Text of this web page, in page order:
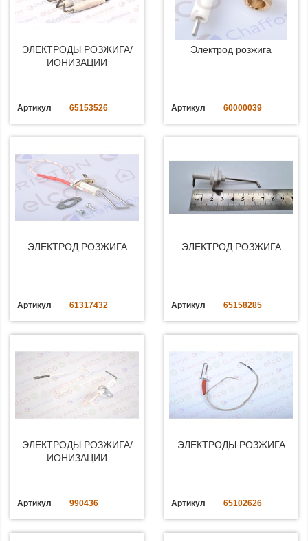
ЭЛЕКТРОДЫ РОЗЖИГА/
ИОНИЗАЦИИ
Артикул 65153526
Электрод розжига
Артикул 60000039
ЭЛЕКТРОД РОЗЖИГА
Артикул 61317432
ЭЛЕКТРОД РОЗЖИГА
Артикул 65158285
ЭЛЕКТРОДЫ РОЗЖИГА/
ИОНИЗАЦИИ
Артикул 990436
ЭЛЕКТРОДЫ РОЗЖИГА
Артикул 65102626